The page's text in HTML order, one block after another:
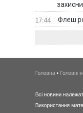
17:44 Флеш
Головна • Головні
Всі новини
Використання